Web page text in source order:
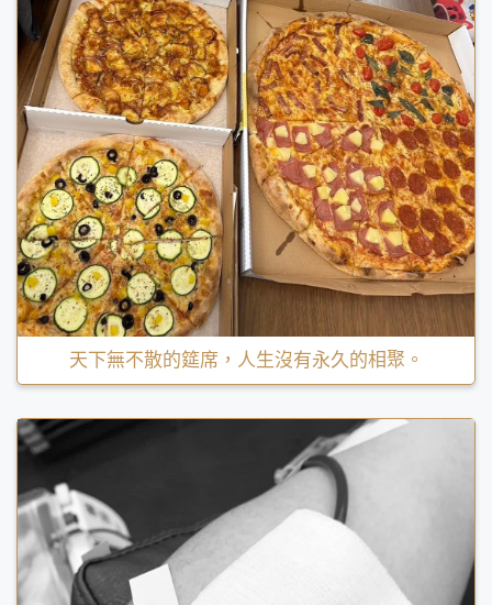
天下無不散的筵席，人生沒有永久的相聚。